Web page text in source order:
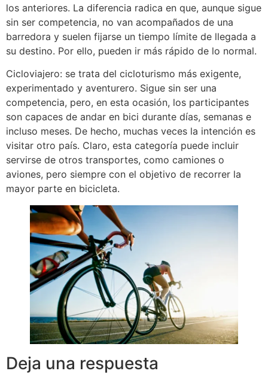
los anteriores. La diferencia radica en que, aunque sigue
sin ser competencia, no van acompañados de una
barredora y suelen fijarse un tiempo límite de llegada a
su destino. Por ello, pueden ir más rápido de lo normal.
Cicloviajero: se trata del cicloturismo más exigente,
experimentado y aventurero. Sigue sin ser una
competencia, pero, en esta ocasión, los participantes
son capaces de andar en bici durante días, semanas e
incluso meses. De hecho, muchas veces la intención es
visitar otro país. Claro, esta categoría puede incluir
servirse de otros transportes, como camiones o
aviones, pero siempre con el objetivo de recorrer la
mayor parte en bicicleta.
Deja una respuesta